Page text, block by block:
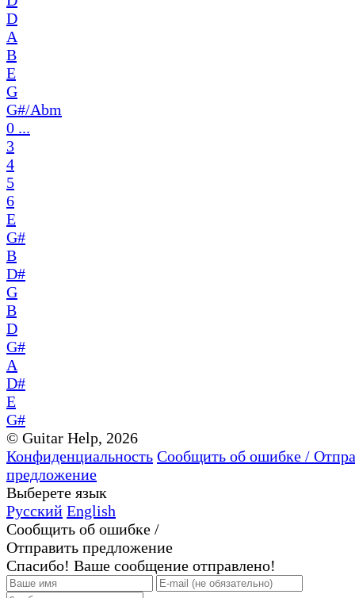
D
A
B
E
G
G#/Abm
0 ...
3
4
5
6
E
G#
B
D#
G
B
D
G#
A
D#
E
G#
© Guitar Help, 2026
Конфиденциальность Сообщить об ошибке /
предложение
Выберете язык
Русский English
Сообщить об ошибке /
Отправить предложение
Спасибо! Ваше сообщение отправлено!